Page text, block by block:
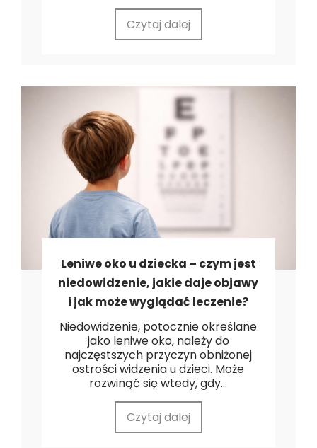
Czytaj dalej
Leniwe oko u dziecka – czym jest
niedowidzenie, jakie daje objawy
i jak może wyglądać leczenie?
Niedowidzenie, potocznie określane
jako leniwe oko, należy do
najczęstszych przyczyn obniżonej
ostrości widzenia u dzieci. Może
rozwinąć się wtedy, gdy...
Czytaj dalej